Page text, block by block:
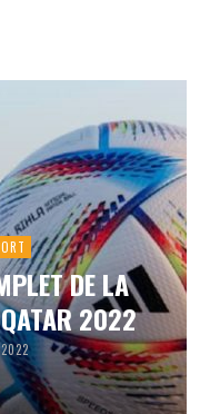
DE LA
2022